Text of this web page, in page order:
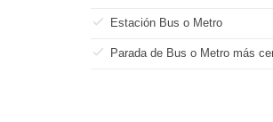
Estación Bus o Metro
Parada de Bus o Metro más